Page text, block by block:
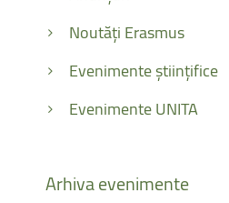
Noutăți Erasmus
Evenimente științifice
Evenimente UNITA
Arhivaevenimente